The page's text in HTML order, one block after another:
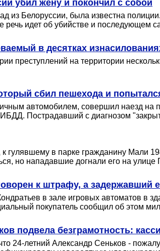
убил жену и покончил с собой
из Белоруссии, была известна
речь идет об убийстве и последующем
в десятках
преступлений на территории
сбил пешехода и
автомобилем, совершил наезд на
Пострадавший с диагнозом
гулявшему в парке гражданину Мали
но нападавшие догнали его на улице
к штрафу, а задержавший
в зале игровых автоматов в
покупатель сообщил об этом
подвела безграмотность:
24-летний Александр Сеньков -